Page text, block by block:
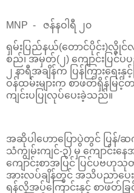
MNP - ဇန်နဝါရီ ၂၀
ရှမ်းပြည်နယ်(တောင်ပိုင်း)လွို
စည်၊ အမှတ်(၂) ကျောင်းပြင်ပ
၂ နာရီအချိန်က ပြန်ကြားရေ
ဝန်ထမ်းများက စာဖတ်ရှိန်မြ
ကျင်းပပြုလုပ်ပေးခဲ့သည်။
အဆိုပါဟောပြောပွဲတွင် ပြန်/ဆက်
သံကျွမ်းကျင်-၃) မှ ကျောင်းန
ကျောင်းစာအပြင် ပြင်ပဗဟုသု
အားလပ်ချိန်တွင် အသိပညာပေး
ရန်လိုအပ်ကြောင်းနှင့် စာဖတ်ခြ